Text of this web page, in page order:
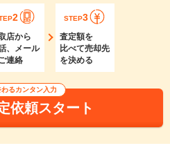
2
店から
、メール
連絡
STEP3
査定額を
比べて売却先
を決める
るカンタン入力
依頼スタート